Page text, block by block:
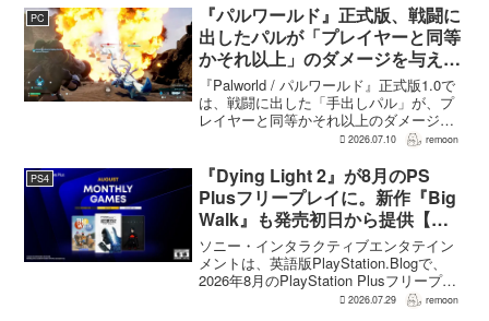
PC
『パルワールド』正式版、戦闘に
出したパルが「プレイヤーと同等
かそれ以上」のダメージを与えら
れるように
『Palworld / パルワールド』正式版1.0で
は、戦闘に出した「手出しパル」が、プ
レイヤーと同等かそれ以上のダメージを
敵に与えられるようになった。ほぼすべ
挙動、クールダウン時間、使いやすさが
見直され...
2026.07.10 remoon
PS4
『Dying Light 2』が8月のPS
Plusフリープレイに。新作『Big
Walk』も発売初日から提供【海
外発表】
ソニー・インタラクティブエンタテイン
メントは、英語版PlayStation.Blogで、
2026年8月のPlayStation Plusフリープレ
イとして『Dying Light 2 Stay Human:
2026.07.29 remoon